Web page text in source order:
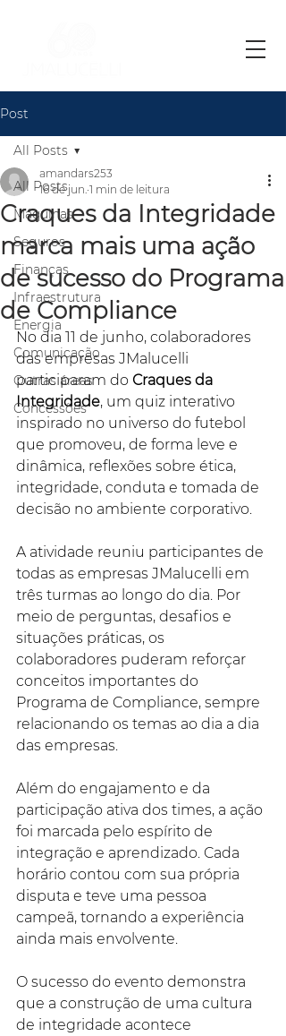
Post
All Posts
Máquinas
Seguros
Finanças
Infraestrutura
Energia
Comunicação
Outras áreas
Concessões
All Posts
Craques da Integridade
marca mais uma ação
de sucesso do Programa
de Compliance
amandars253
16 de jun. 1 min de leitura
No dia 11 de junho, colaboradores
das empresas JMalucelli
participaram do Craques da
Integridade, um quiz interativo
inspirado no universo do futebol
que promoveu, de forma leve e
dinâmica, reflexões sobre ética,
integridade, conduta e tomada de
decisão no ambiente corporativo.
A atividade reuniu participantes de
todas as empresas JMalucelli em
três turmas ao longo do dia. Por
meio de perguntas, desafios e
situações práticas, os
colaboradores puderam reforçar
conceitos importantes do
Programa de Compliance, sempre
relacionando os temas ao dia a dia
das empresas.
Além do engajamento e da
participação ativa dos times, a ação
foi marcada pelo espírito de
integração e aprendizado. Cada
horário contou com sua própria
disputa e teve uma pessoa
campeã, tornando a experiência
ainda mais envolvente.
O sucesso do evento demonstra
que a construção de uma cultura
de integridade acontece